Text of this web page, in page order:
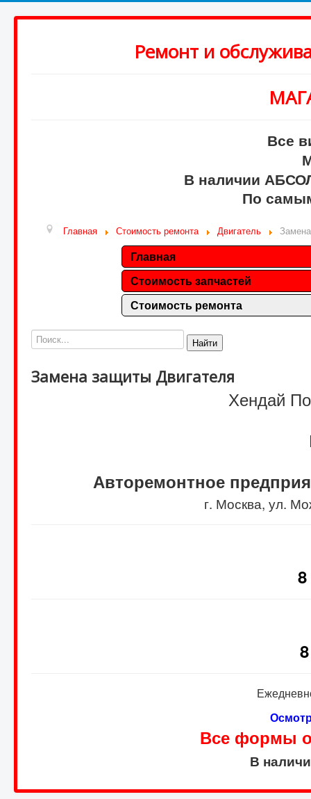
Ремонт и
Все
В наличии
По
Главная Стоимость ремонта Двигатель
Главная
Стоимость запчастей
Стоимость ремонта
Найти
Замена защиты Двигателя
Хендай
Авторемонтное
г. Москва, ул.
Все формы
В